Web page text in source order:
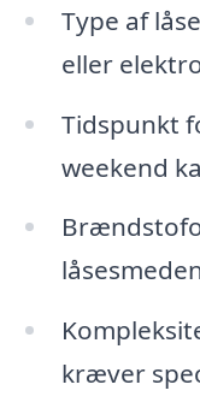
Type af
eller
Tidspunkt
weekend
kræver